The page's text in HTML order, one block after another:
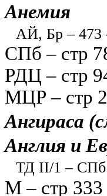
Анемия
АЙ, Бр – 473
СПб – стр
РДЦ – стр
МЦР – стр
Ангираса
Англия и
ТД II/1 – СПб
М – стр 333